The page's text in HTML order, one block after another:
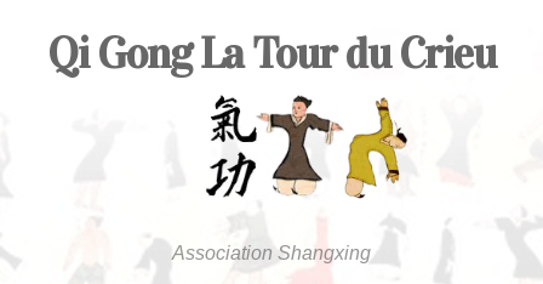
Qi Gong La Tour du Crieu
Association Shangxing